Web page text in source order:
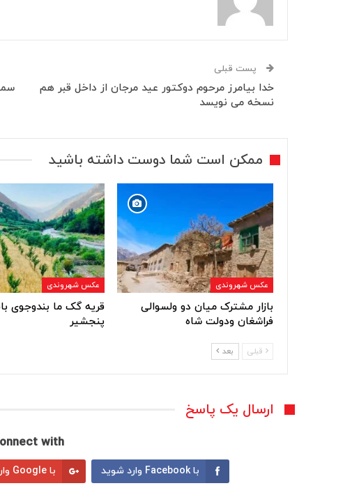
پست قبلی
خدا بیامرز مرحوم دوکتور عید مرجان از داخل قبر هم
نسخه می نویسد
ممکن است شما دوست داشته باشید
عکس شهروندی
بازار مشترک میان دو ولسوالی
فراشغان ودولت شاه
عکس شهروندی
قریه گک ما بندوجوی
پنجشیر
قبلی بعد
ارسال یک پاسخ
with:
با Facebook وارد شوید با Google وارد شوید